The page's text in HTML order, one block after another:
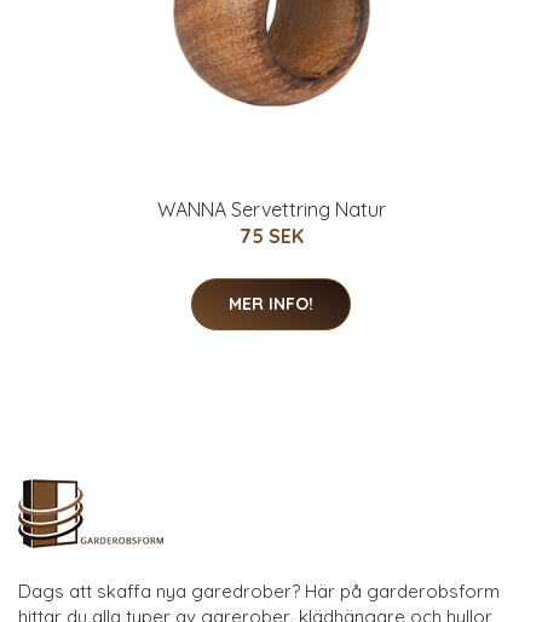
WANNA Servettring Natur
75 SEK
MER INFO!
Dags att skaffa nya garedrober? Här på garderobsform
hittar du alla typer av garerober, klädhängare och hyllor